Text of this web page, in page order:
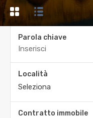
Parola chiave
Località
Seleziona
Contratto immobile